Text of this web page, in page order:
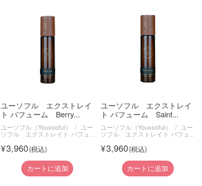
ユーソフル エクストレイ
ト パフューム Berry...
ユーソフル（Youssoful） ユー
ソフル エクストレイト パフュ
3,960
カートに追加
ユーソフル エクストレイ
ト パフューム Saint...
ユーソフル（Youssoful） ユー
ソフル エクストレイト パフュ
3,960
カートに追加